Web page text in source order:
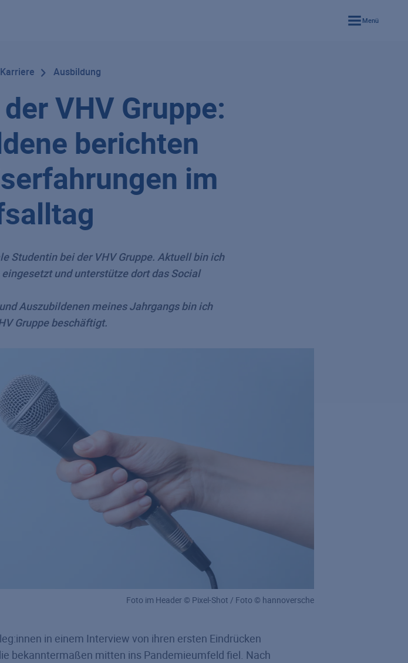
Menü
Karriere Ausbildung
VHV Gruppe:
berichten
im
Studentin bei der VHV Gruppe. Aktuell bin ich
und unterstütze dort das Social
Auszubildenen meines Jahrgangs bin ich
Gruppe beschäftigt.
Foto im Header © Pixel-Shot / Foto © hannoversche
in einem Interview von ihren ersten Eindrücken
bekanntermaßen mitten ins Pandemieumfeld fiel. Nach